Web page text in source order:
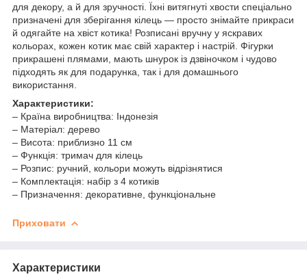
для декору, а й для зручності. Їхні витягнуті хвости спеціально
призначені для зберігання кілець — просто знімайте прикраси
й одягайте на хвіст котика! Розписані вручну у яскравих
кольорах, кожен котик має свій характер і настрій. Фігурки
прикрашені плямами, мають шнурок із дзвіночком і чудово
підходять як для подарунка, так і для домашнього
використання.
Характеристики:
– Країна виробництва: Індонезія
– Матеріал: дерево
– Висота: приблизно 11 см
– Функція: тримач для кілець
– Розпис: ручний, кольори можуть відрізнятися
– Комплектація: набір з 4 котиків
– Призначення: декоративне, функціональне
Приховати
Характеристики